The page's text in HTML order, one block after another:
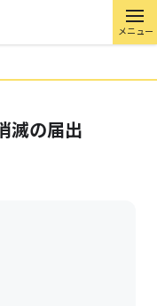
メニュー
滅の届出